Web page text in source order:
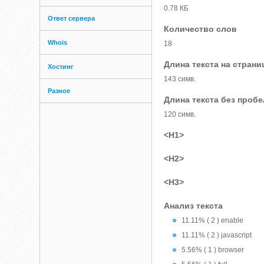
Ответ сервера
Whois
Хостинг
Разное
0.78 КБ
Количество слов
18
Длина текста на
143 симв.
Длина текста без
120 симв.
<H1>
<H2>
<H3>
Анализ текста
11.11% ( 2 ) enable
11.11% ( 2 ) javascript
5.56% ( 1 ) browser